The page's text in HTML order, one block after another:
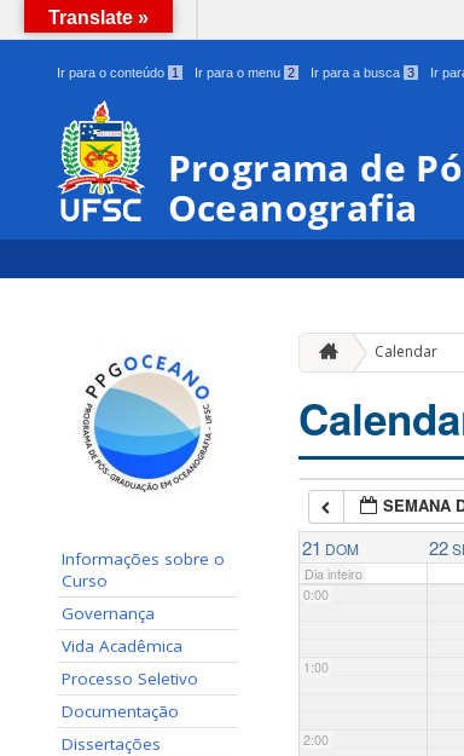
BRASIL
Ir para o conteúdo 1 Ir para o menu 2 Ir para a busca 3 Ir
Programa de
Oceanografia
Informações sobre o
Curso
Governança
Vida Acadêmica
Processo Seletivo
Documentação
Dissertações
Calendar
SEMANA
21 DOM 22
Dia inteiro
0:00
1:00
2:00
Translate »